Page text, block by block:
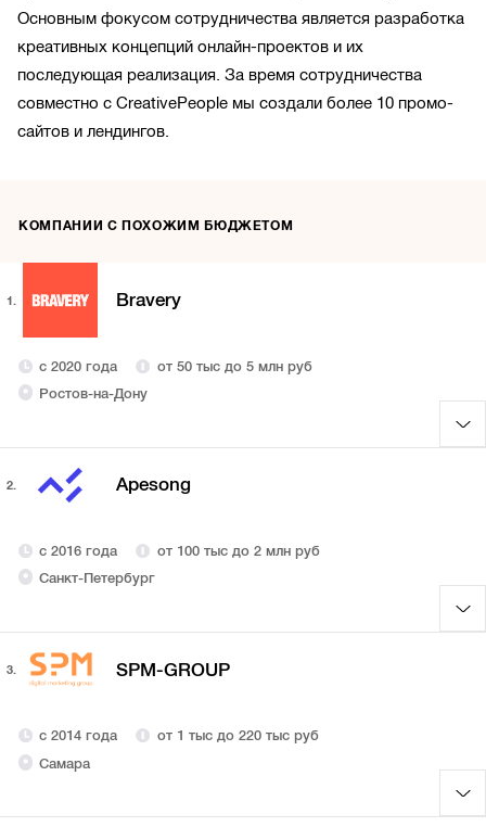
Основным фокусом сотрудничества является разработка
креативных концепций онлайн-проектов и их
последующая реализация. За время сотрудничества
совместно с CreativePeople мы создали более 10 промо-
сайтов и лендингов.
КОМПАНИИ С ПОХОЖИМ БЮДЖЕТОМ
1. Bravery
с 2020 года
от 50 тыс до 5 млн руб
Ростов-на-Дону
2. Apesong
с 2016 года
от 100 тыс до 2 млн руб
Санкт-Петербург
3. SPM-GROUP
с 2014 года
от 1 тыс до 220 тыс руб
Самара